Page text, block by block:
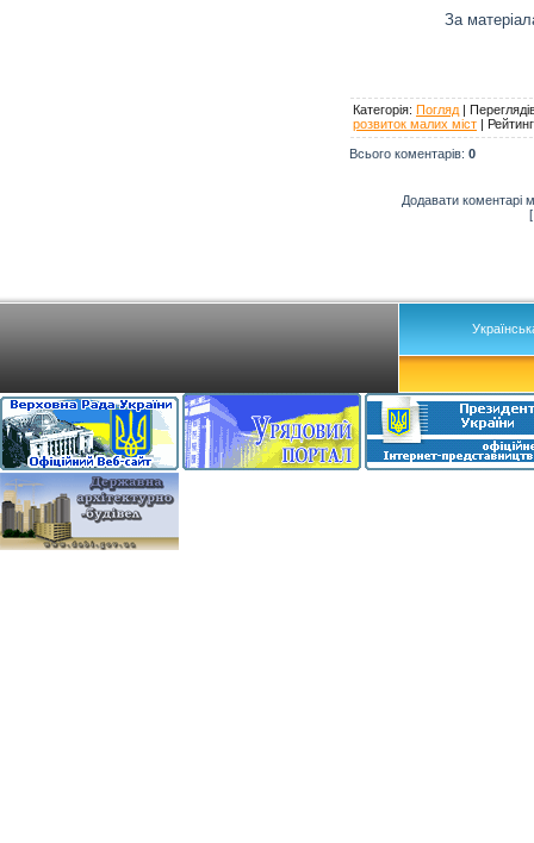
За
Категорія: Погляд |
розвиток малих міст | Рейтинг
Всього коментарів: 0
Додавати коментарі